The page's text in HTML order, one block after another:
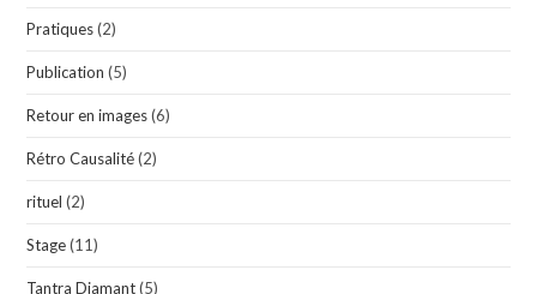
Pratiques (2)
Publication (5)
Retour en images (6)
Rétro Causalité (2)
rituel (2)
Stage (11)
Tantra Diamant (5)